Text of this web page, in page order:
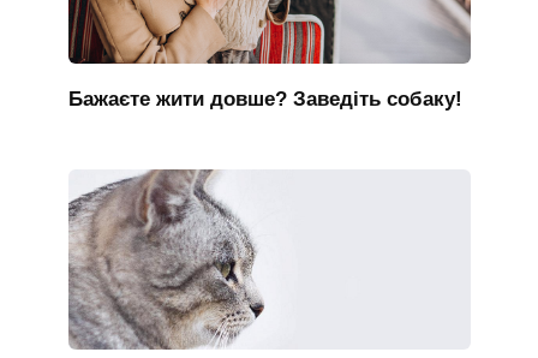
Бажаєте жити довше? Заведіть собаку!